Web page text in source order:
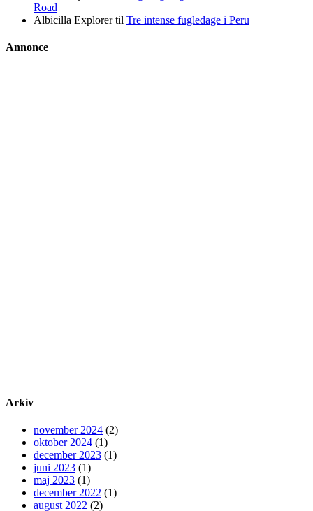
Road
Albicilla Explorertil Tre intense fugledage i Peru
Annonce
Arkiv
november 2024 (2)
oktober 2024 (1)
december 2023 (1)
juni 2023 (1)
maj 2023 (1)
december 2022 (1)
august 2022 (2)